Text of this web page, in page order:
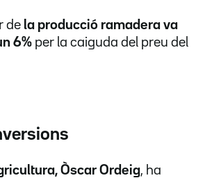
de la producció ramadera va
6% per la caiguda del preu del
Òscar Ordeig, ha